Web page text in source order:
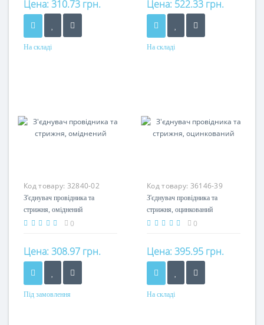
Цена:310.73 грн.
На складі
Цена: 522.33 грн.
На складі
Код товару: 32840-02
З'єднувач провідника та
стрижня, оміднений
0
Цена:308.97 грн.
Під замовлення
Код товару: 36146-39
З'єднувач провідника та
стрижня, оцинкований
0
Цена:395.95 грн.
На складі